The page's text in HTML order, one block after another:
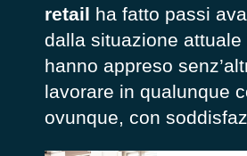
retail ha fatto passi
dalla situazione attuale
hanno appreso
lavorare in qualunque
ovunque, con